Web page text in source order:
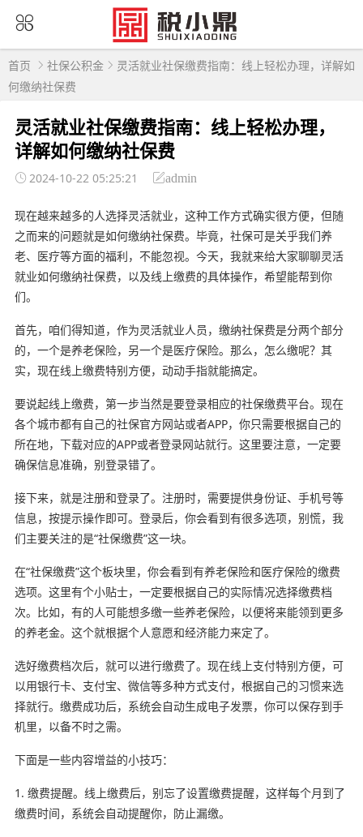
首页 社保公积金
灵活就业社保缴费指南：线上轻松办理，详解如
何缴纳社保费
灵活就业社保缴费指南：线上轻松办理，
详解如何缴纳社保费
2024-10-22 05:25:21 admin
现在越来越多的人选择灵活就业，这种工作方式确实很方便，但随
之而来的问题就是如何缴纳社保费。毕竟，社保可是关乎我们养
老、医疗等方面的福利，不能忽视。今天，我就来给大家聊聊灵活
就业如何缴纳社保费，以及线上缴费的具体操作，希望能帮到你
们。
首先，咱们得知道，作为灵活就业人员，缴纳社保费是分两个部分
的，一个是养老保险，另一个是医疗保险。那么，怎么缴呢？其
实，现在线上缴费特别方便，动动手指就能搞定。
要说起线上缴费，第一步当然是要登录相应的社保缴费平台。现在
各个城市都有自己的社保官方网站或者APP，你只需要根据自己的
所在地，下载对应的APP或者登录网站就行。这里要注意，一定要
确保信息准确，别登录错了。
接下来，就是注册和登录了。注册时，需要提供身份证、手机号等
信息，按提示操作即可。登录后，你会看到有很多选项，别慌，我
们主要关注的是“社保缴费”这一块。
在“社保缴费”这个板块里，你会看到有养老保险和医疗保险的缴费
选项。这里有个小贴士，一定要根据自己的实际情况选择缴费档
次。比如，有的人可能想多缴一些养老保险，以便将来能领到更多
的养老金。这个就根据个人意愿和经济能力来定了。
选好缴费档次后，就可以进行缴费了。现在线上支付特别方便，可
以用银行卡、支付宝、微信等多种方式支付，根据自己的习惯来选
择就行。缴费成功后，系统会自动生成电子发票，你可以保存到手
机里，以备不时之需。
下面是一些内容增益的小技巧：
1. 缴费提醒。线上缴费后，别忘了设置缴费提醒，这样每个月到了
缴费时间，系统会自动提醒你，防止漏缴。